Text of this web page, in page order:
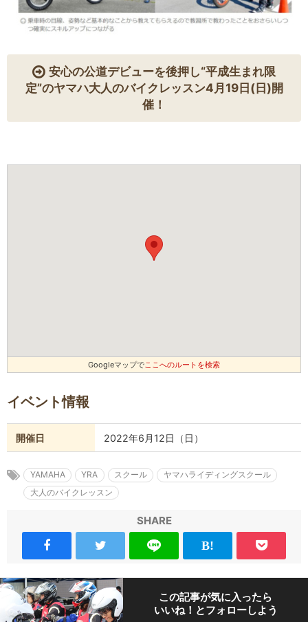
安心の公道デビューを後押し“平成生まれ限
定”のヤマハ大人のバイクレッスン4月19日(日)開
催！
Googleマップでここへのルートを検索
イベント情報
開催日 2022年6月12日（日）
YAMAHA YRA スクール
ヤマハライディングスクール
大人のバイクレッスン
SHARE
この記事が気に入ったら
いいね！とフォローしよう